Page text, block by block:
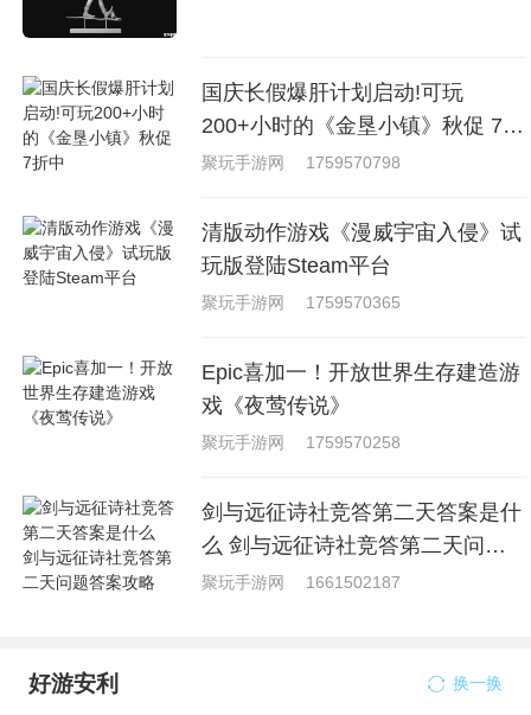
国庆长假爆肝计划启动!可玩
200+小时的《金垦小镇》秋促 7折
中
聚玩手游网 1759570798
清版动作游戏《漫威宇宙入侵》试
玩版登陆Steam平台
聚玩手游网 1759570365
Epic喜加一！开放世界生存建造游
戏《夜莺传说》
聚玩手游网 1759570258
剑与远征诗社竞答第二天答案是什
么 剑与远征诗社竞答第二天问题
答案攻略
聚玩手游网 1661502187
好游安利 换一换